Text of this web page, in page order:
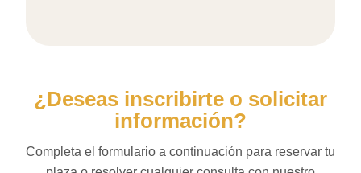
¿Deseas inscribirte o solicitar
información?
Completa el formulario a continuación para reservar tu